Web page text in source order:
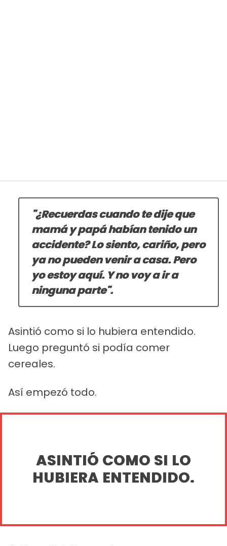
"¿Recuerdas cuando te dije que
mamá y papá habían tenido un
accidente? Lo siento, cariño, pero
ya no pueden venir a casa. Pero
yo estoy aquí. Y no voy a ir a
ninguna parte".
Asintió como si lo hubiera entendido.
Luego preguntó si podía comer
cereales.
Así empezó todo.
ASINTIÓ COMO SI LO
HUBIERA ENTENDIDO.